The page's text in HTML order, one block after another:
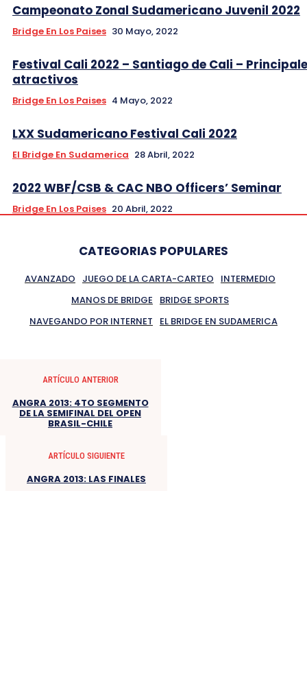
Campeonato Zonal Sudamericano Juvenil 2022
Bridge En Los Paises 30 Mayo, 2022
Festival Cali 2022 – Santiago de Cali –
atractivos
Bridge En Los Paises 4 Mayo, 2022
LXX Sudamericano Festival Cali 2022
El Bridge En Sudamerica 28 Abril, 2022
2022 WBF/CSB & CAC NBO Officers’ Seminar
Bridge En Los Paises 20 Abril, 2022
CATEGORIAS POPULARES
AVANZADO JUEGO DE LA CARTA-CARTEO
INTERMEDIO
MANOS DE BRIDGE
BRIDGE SPORTS
NAVEGANDO POR INTERNET
EL BRIDGE EN SUDAMERICA
ARTÍCULO ANTERIOR
ANGRA 2013: 4TO SEGMENTO
DE LA SEMIFINAL DEL OPEN
BRASIL-CHILE
ARTÍCULO SIGUIENTE
ANGRA 2013: LAS FINALES